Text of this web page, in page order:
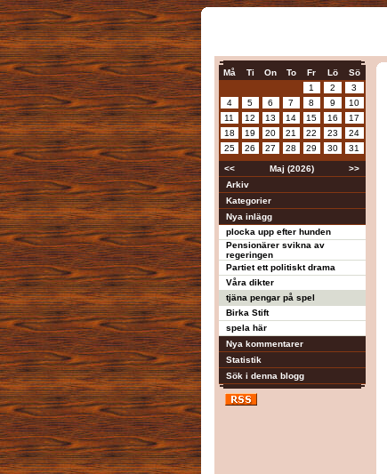
Må Ti On To Fr Lö
Sö
1
2
3
4
5 6 7 8 9
10
11
12 13 14 15 16
17
18
19 20 21 22 23
24
25
26 27 28 29 30 31
<< Maj (2026)
>>
Arkiv
Kategorier
Nya inlägg
plocka upp efter hunden
Pensionärer svikna av
regeringen
Partiet ett politiskt drama
Våra dikter
tjäna pengar på spel
Birka Stift
spela här
Nya kommentarer
Statistik
Sök i denna blogg